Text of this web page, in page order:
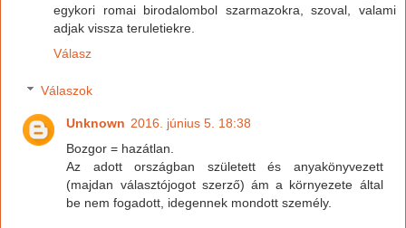
egykori romai birodalombol szarmazokra, szoval, valami
adjak vissza teruletiekre.
Válasz
Válaszok
Unknown 2016. június 5. 18:38
Bozgor = hazátlan.
Az adott országban született és anyakönyvezett
(majdan választójogot szerző) ám a környezete által
be nem fogadott, idegennek mondott személy.